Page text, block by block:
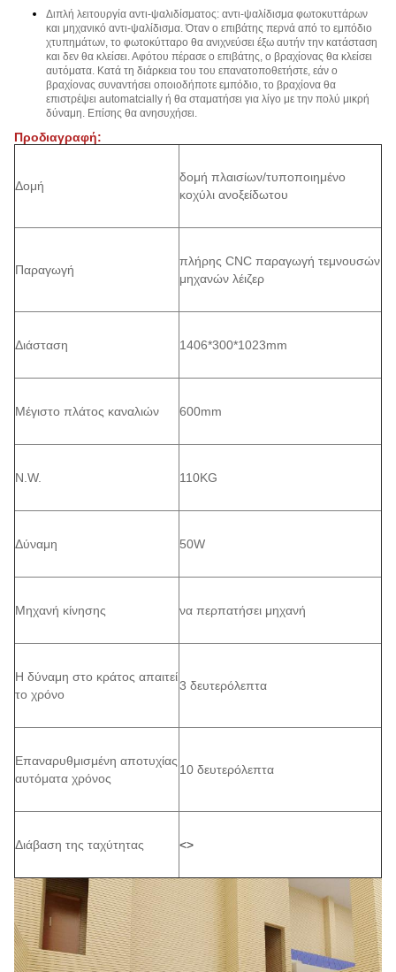
Διπλή λειτουργία αντι-ψαλιδίσματος: αντι-ψαλίδισμα φωτοκυττάρων
και μηχανικό αντι-ψαλίδισμα. Όταν ο επιβάτης περνά από το εμπόδιο
χτυπημάτων, το φωτοκύτταρο θα ανιχνεύσει έξω αυτήν την κατάσταση
και δεν θα κλείσει. Αφότου πέρασε ο επιβάτης, ο βραχίονας θα κλείσει
αυτόματα. Κατά τη διάρκεια του του επανατοποθετήστε, εάν ο
βραχίονας συναντήσει οποιοδήποτε εμπόδιο, το βραχίονα θα
επιστρέψει automatcially ή θα σταματήσει για λίγο με την πολύ μικρή
δύναμη. Επίσης θα ανησυχήσει.
Προδιαγραφή:
Δομή
δομή πλαισίων/τυποποιημένο
κοχύλι ανοξείδωτου
Παραγωγή
πλήρης CNC παραγωγή τεμνουσών
μηχανών λέιζερ
Διάσταση 1406*300*1023mm
Μέγιστο πλάτος καναλιών 600mm
N.W. 110KG
Δύναμη 50W
Μηχανή κίνησης να περπατήσει μηχανή
Η δύναμη στο κράτος απαιτεί
το χρόνο
3 δευτερόλεπτα
Επαναρυθμισμένη αποτυχίας
αυτόματα χρόνος
10 δευτερόλεπτα
Διάβαση της ταχύτητας <>